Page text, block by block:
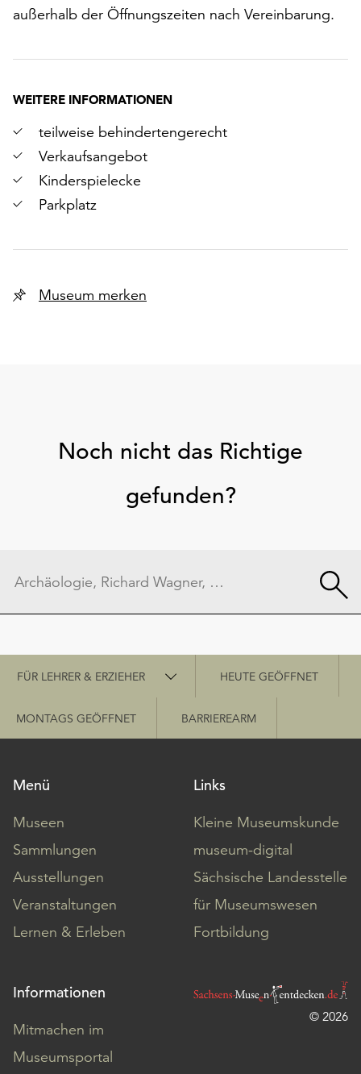
außerhalb der Öffnungszeiten nach Vereinbarung.
WEITERE INFORMATIONEN
teilweise behindertengerecht
Verkaufsangebot
Kinderspielecke
Parkplatz
Museum merken
Noch nicht das Richtige
gefunden?
Schnellzugriff
FÜR LEHRER & ERZIEHER HEUTE GEÖFFNET
MONTAGS GEÖFFNET BARRIEREARM
Menü
Museen
Sammlungen
Ausstellungen
Veranstaltungen
Lernen & Erleben
Links
Kleine Museumskunde
museum-digital
Sächsische Landesstelle
für Museumswesen
Fortbildung
Informationen
Mitmachen im
Museumsportal
© 2026